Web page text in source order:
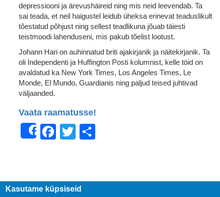
depressiooni ja ärevushäireid ning mis neid leevendab. Ta
sai teada, et neil haigustel leidub üheksa erinevat teaduslikult
tõestatud põhjust ning sellest teadlikuna jõuab täiesti
teistmoodi lahenduseni, mis pakub tõelist lootust.
Johann Hari on auhinnatud briti ajakirjanik ja näitekirjanik. Ta
oli Independenti ja Huffington Posti kolumnist, kelle töid on
avaldatud ka New York Times, Los Angeles Times, Le
Monde, El Mundo, Guardianis ning paljud teised juhtivad
väljaanded.
Vaata raamatusse!
ShareFacebook
Twitter
Kasutame küpsiseid